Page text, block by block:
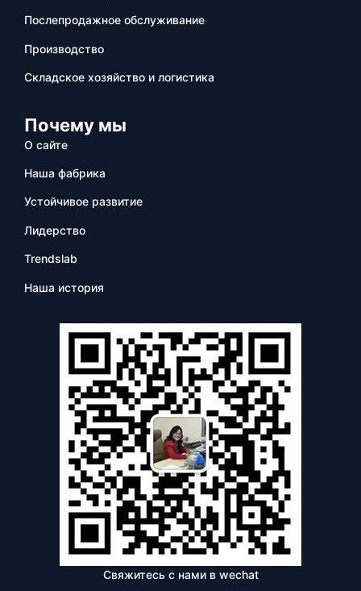
Послепродажное обслуживание
Производство
Складское хозяйство и логистика
Почему мы
О сайте
Наша фабрика
Устойчивое развитие
Лидерство
Trendslab
Наша история
Свяжитесь с нами в wechat